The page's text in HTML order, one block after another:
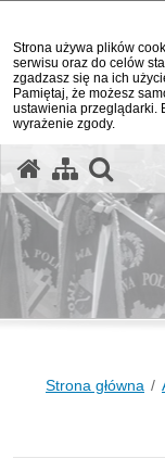
Strona używa plików
serwisu oraz do celów
zgadzasz się na ich
Pamiętaj, że możesz
ustawienia przeglądarki.
wyrażenie zgody.
Strona główna